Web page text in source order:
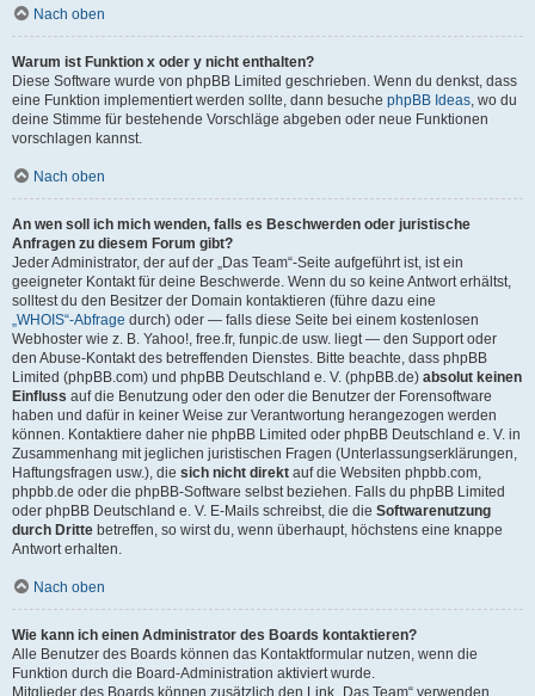
Nach oben
Warum ist Funktion x oder y nicht enthalten?
Diese Software wurde von phpBB Limited geschrieben. Wenn du denkst, dass
eine Funktion implementiert werden sollte, dann besuche phpBB Ideas, wo du
deine Stimme für bestehende Vorschläge abgeben oder neue Funktionen
vorschlagen kannst.
Nach oben
An wen soll ich mich wenden, falls es Beschwerden oder juristische
Anfragen zu diesem Forum gibt?
Jeder Administrator, der auf der „Das Team“-Seite aufgeführt ist, ist ein
geeigneter Kontakt für deine Beschwerde. Wenn du so keine Antwort erhältst,
solltest du den Besitzer der Domain kontaktieren (führe dazu eine
„WHOIS“-Abfrage durch) oder — falls diese Seite bei einem kostenlosen
Webhoster wie z. B. Yahoo!, free.fr, funpic.de usw. liegt — den Support oder
den Abuse-Kontakt des betreffenden Dienstes. Bitte beachte, dass phpBB
Limited (phpBB.com) und phpBB Deutschland e. V. (phpBB.de) absolut keinen
Einfluss auf die Benutzung oder den oder die Benutzer der Forensoftware
haben und dafür in keiner Weise zur Verantwortung herangezogen werden
können. Kontaktiere daher nie phpBB Limited oder phpBB Deutschland e. V. in
Zusammenhang mit jeglichen juristischen Fragen (Unterlassungserklärungen,
Haftungsfragen usw.), die sich nicht direkt auf die Websiten phpbb.com,
phpbb.de oder die phpBB-Software selbst beziehen. Falls du phpBB Limited
oder phpBB Deutschland e. V. E-Mails schreibst, die die Softwarenutzung
durch Dritte betreffen, so wirst du, wenn überhaupt, höchstens eine knappe
Antwort erhalten.
Nach oben
Wie kann ich einen Administrator des Boards kontaktieren?
Alle Benutzer des Boards können das Kontaktformular nutzen, wenn die
Funktion durch die Board-Administration aktiviert wurde.
Mitglieder des Boards können zusätzlich den Link „Das Team“ verwenden.